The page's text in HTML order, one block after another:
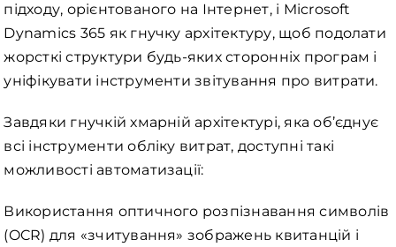
підходу, орієнтованого на Інтернет, і Microsoft
Dynamics 365 як гнучку архітектуру, щоб подолати
жорсткі структури будь-яких сторонніх програм і
уніфікувати інструменти звітування про витрати.
Завдяки гнучкій хмарній архітектурі, яка об’єднує
всі інструменти обліку витрат, доступні такі
можливості автоматизації:
Використання оптичного розпізнавання символів
(OCR) для «зчитування» зображень квитанцій і